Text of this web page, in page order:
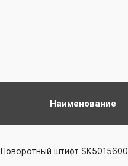
Наименование
Поворотный штифт SK5015600